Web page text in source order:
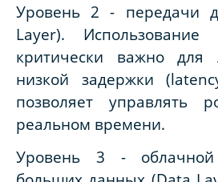
Уровень 2 - передачи
Layer). Использование
критически важно для
низкой задержки
позволяет управлять
реальном времени.
Уровень 3 -